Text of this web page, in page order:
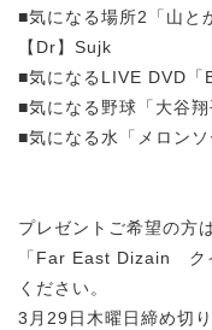
■気になる場所2「山と
【Dr】Sujk
■気になるLIVE DVD「
■気になる野球「大谷翔
■気になる水「メロンソ
プレゼントご希望の方
「Far East Dizain ク
ください。
3月29日木曜日締め切